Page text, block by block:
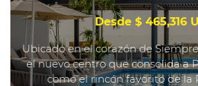
Desde $ 465,316
Ubicado en el corazón de
el nuevo centro que consolida a
como el rincón favorito de la